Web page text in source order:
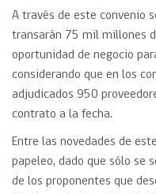
A través de este convenio
transarán 75 mil millones
oportunidad de negocio
considerando que en los
adjudicados 950
contrato a la fecha.
Entre las novedades de este
papeleo, dado que sólo se
de los proponentes que